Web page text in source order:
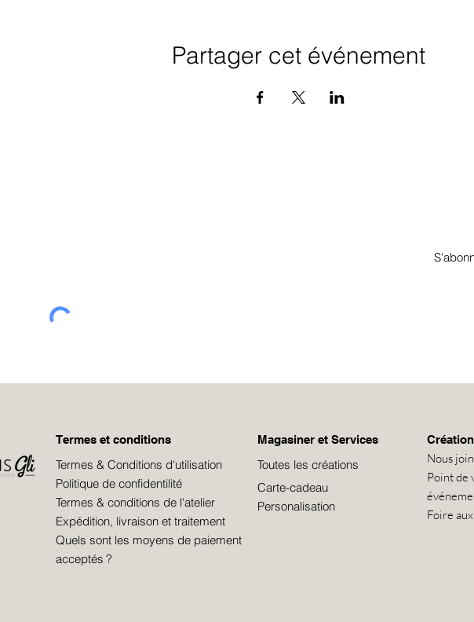
Partager cet événement
Termes et conditions
Termes & Conditions d'utilisation
Politique de confidentilité
Termes & conditions de l'atelier
Expédition, livraison et traitement
Quels sont les moyens de paiement
acceptés ?
Magasiner et Services
Toutes les créations
Carte-cadeau
Personalisation
Nous
Point de
Foire